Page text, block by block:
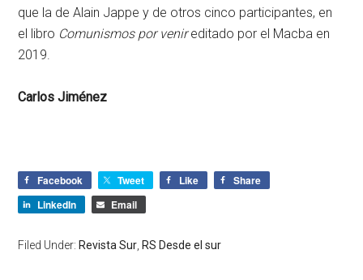
que la de Alain Jappe y de otros cinco participantes, en
el libro Comunismos por venireditado por el Macba en
2019.
Carlos Jiménez
Facebook Tweet Like
Share
LinkedIn
Email
Filed Under: Revista Sur RS Desde el sur